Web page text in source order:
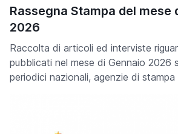
Rassegna Stampa del mese
2026
Raccolta di articoli ed interviste
pubblicati nel mese di Gennaio 2026
periodici nazionali, agenzie di